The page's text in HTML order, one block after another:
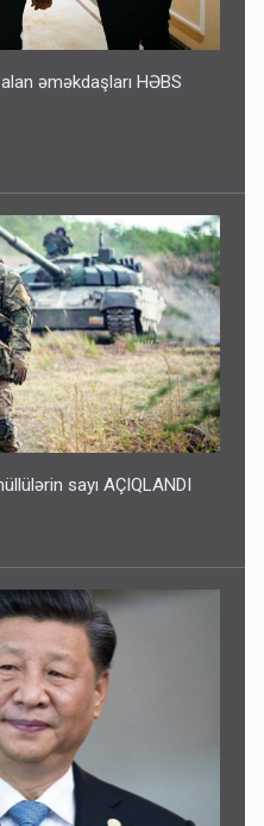
əməkdaşları HƏBS
sayı AÇIQLANDI